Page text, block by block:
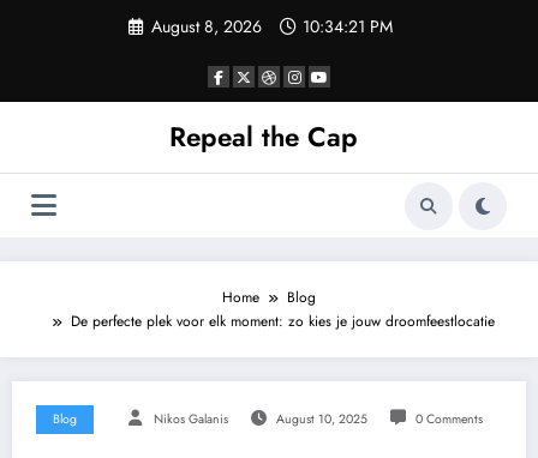
August 8, 2026 10:34:22 PM
Repeal the Cap
Home
Blog
De perfecte plek voor elk moment: zo kies je jouw droomfeestlocatie
Blog Nikos Galanis August 10, 2025 0 Comments